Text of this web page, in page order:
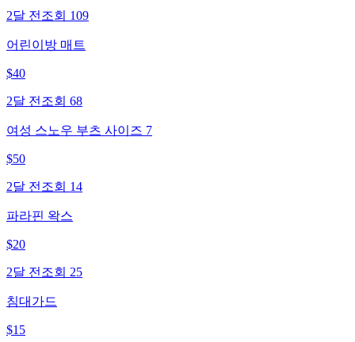
2달 전 조회 109
어린이방 매트
$40
2달 전 조회 68
여성 스노우 부츠 사이즈 7
$50
2달 전 조회 14
파라핀 왁스
$20
2달 전 조회 25
침대가드
$15